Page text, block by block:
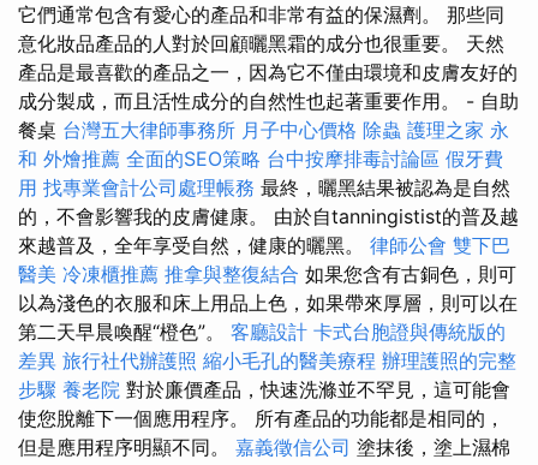
它們通常包含有愛心的產品和非常有益的保濕劑。 那些同
意化妝品產品的人對於回顧曬黑霜的成分也很重要。 天然
產品是最喜歡的產品之一，因為它不僅由環境和皮膚友好的
成分製成，而且活性成分的自然性也起著重要作用。 - 自助
餐桌 台灣五大律師事務所 月子中心價格 除蟲 護理之家 永
和 外燴推薦 全面的SEO策略 台中按摩排毒討論區 假牙費
用 找專業會計公司處理帳務 最終，曬黑結果被認為是自然
的，不會影響我的皮膚健康。 由於自tanningistist的普及越
來越普及，全年享受自然，健康的曬黑。 律師公會 雙下巴
醫美 冷凍櫃推薦 推拿與整復結合 如果您含有古銅色，則可
以為淺色的衣服和床上用品上色，如果帶來厚層，則可以在
第二天早晨喚醒“橙色”。 客廳設計 卡式台胞證與傳統版的
差異 旅行社代辦護照 縮小毛孔的醫美療程 辦理護照的完整
步驟 養老院 對於廉價產品，快速洗滌並不罕見，這可能會
使您脫離下一個應用程序。 所有產品的功能都是相同的，
但是應用程序明顯不同。 嘉義徵信公司 塗抹後，塗上濕棉